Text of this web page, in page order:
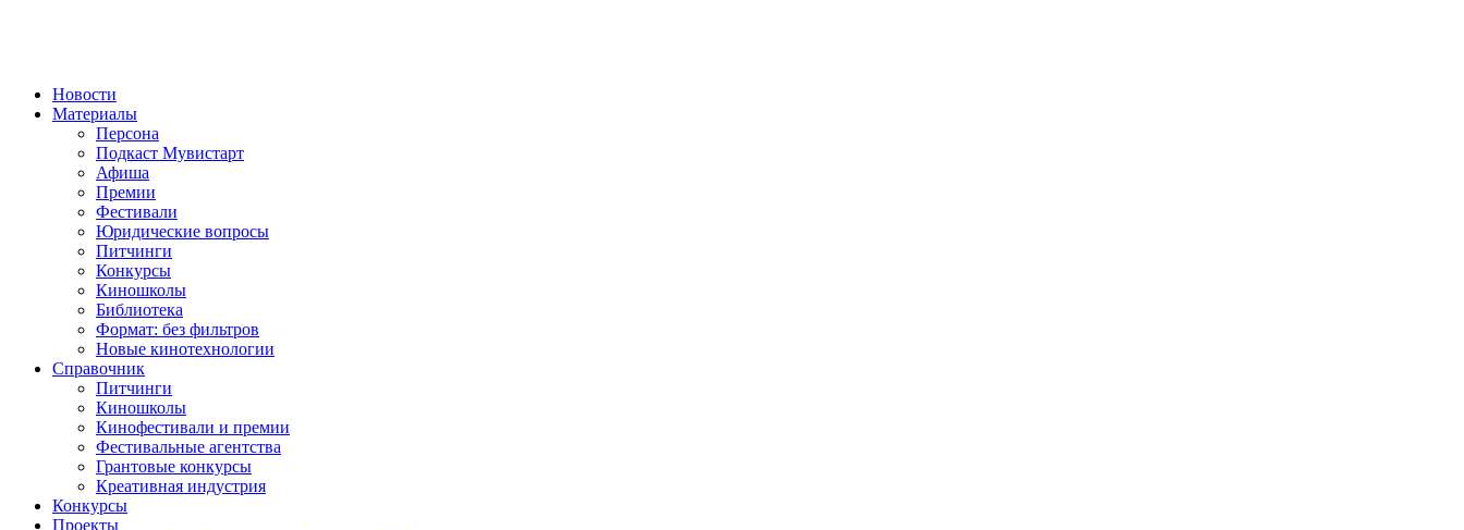
Новости
Материалы
Персона
Подкаст Мувистарт
Афиша
Премии
Фестивали
Юридические вопросы
Питчинги
Конкурсы
Киношколы
Библиотека
Формат: без фильтров
Новые кинотехнологии
Справочник
Питчинги
Киношколы
Кинофестивали и премии
Фестивальные агентства
Грантовые конкурсы
Креативная индустрия
Конкурсы
Проекты